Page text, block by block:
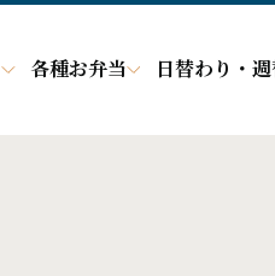
各種お弁当 日替わり・